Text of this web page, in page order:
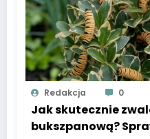
POWIĄZANE WPISY